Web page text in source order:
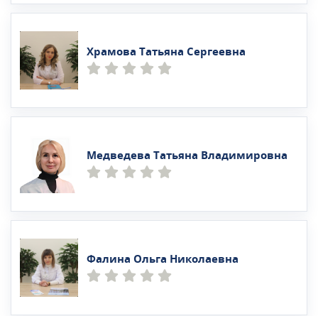
Храмова Татьяна Сергеевна
Медведева Татьяна Владимировна
Фалина Ольга Николаевна